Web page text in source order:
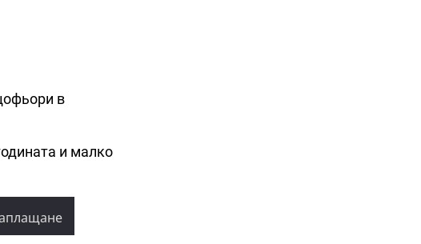
в
и малко